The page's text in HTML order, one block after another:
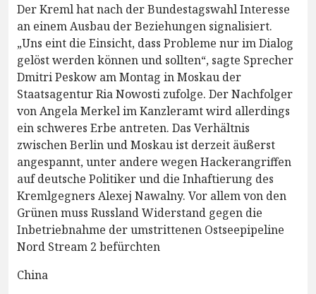
Der Kreml hat nach der Bundestagswahl Interesse
an einem Ausbau der Beziehungen signalisiert.
„Uns eint die Einsicht, dass Probleme nur im Dialog
gelöst werden können und sollten“, sagte Sprecher
Dmitri Peskow am Montag in Moskau der
Staatsagentur Ria Nowosti zufolge. Der Nachfolger
von Angela Merkel im Kanzleramt wird allerdings
ein schweres Erbe antreten. Das Verhältnis
zwischen Berlin und Moskau ist derzeit äußerst
angespannt, unter andere wegen Hackerangriffen
auf deutsche Politiker und die Inhaftierung des
Kremlgegners Alexej Nawalny. Vor allem von den
Grünen muss Russland Widerstand gegen die
Inbetriebnahme der umstrittenen Ostseepipeline
Nord Stream 2 befürchten
China